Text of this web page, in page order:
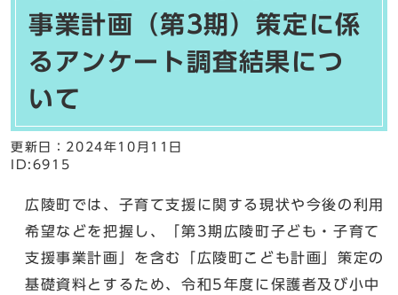
事業計画（第3期）策定に係
るアンケート調査結果につ
いて
更新日： 2024年10月11日
ID:6915
広陵町では、子育て支援に関する現状や今後の利用
希望などを把握し、「第3期広陵町子ども・子育て
支援事業計画」を含む「広陵町こども計画」策定の
基礎資料とするため、令和5年度に保護者及び小中